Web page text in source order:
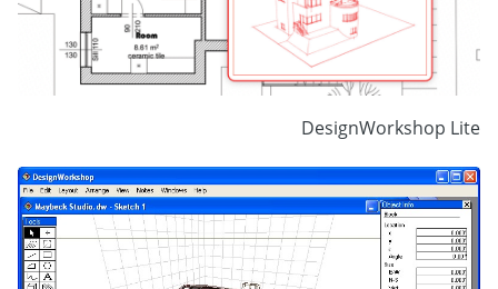
DesignWorkshop Lite